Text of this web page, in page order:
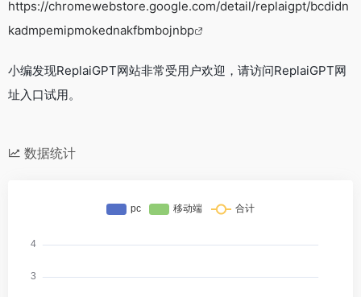
https://chromewebstore.google.com/detail/replaigpt/bcdidn
kadmpemipmokednakfbmbojnbp
小编发现ReplaiGPT网站非常受用户欢迎，请访问ReplaiGPT网
址入口试用。
数据统计